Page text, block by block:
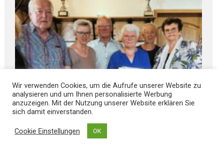
August 8, 2026
Gebhard-Glück-M E D A I L L E verliehen
Wir verwenden Cookies, um die Aufrufe unserer Website zu
analysieren und um Ihnen personalisierte Werbung
anzuzeigen. Mit der Nutzung unserer Website erklären Sie
sich damit einverstanden.
Cookie Einstellungen OK